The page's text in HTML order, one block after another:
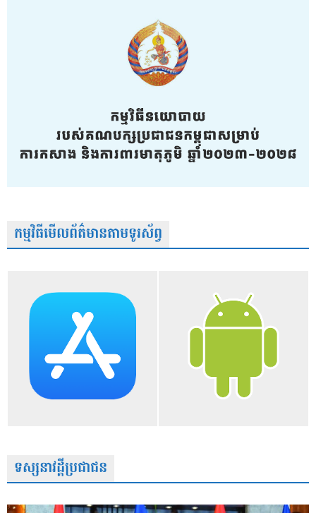
កម្មវិធីមើលព័ត៌មានតាមទូរស័ព្វ
ទស្សនាវដ្តីប្រជាជន